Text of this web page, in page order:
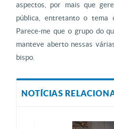
aspectos, por mais que
pública, entretanto o tema
Parece-me que o grupo do
manteve aberto nessas
bispo.
NOTÍCIAS